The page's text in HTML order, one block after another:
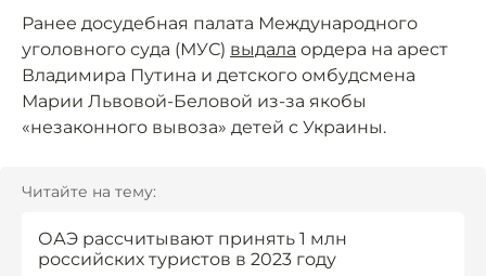
Ранее досудебная палата Международного
уголовного суда (МУС) выдала ордера на арест
Владимира Путина и детского омбудсмена
Марии Львовой-Беловой из-за якобы
«незаконного вывоза» детей с Украины.
Читайте на тему:
ОАЭ рассчитывают принять 1 млн
российских туристов в 2023 году